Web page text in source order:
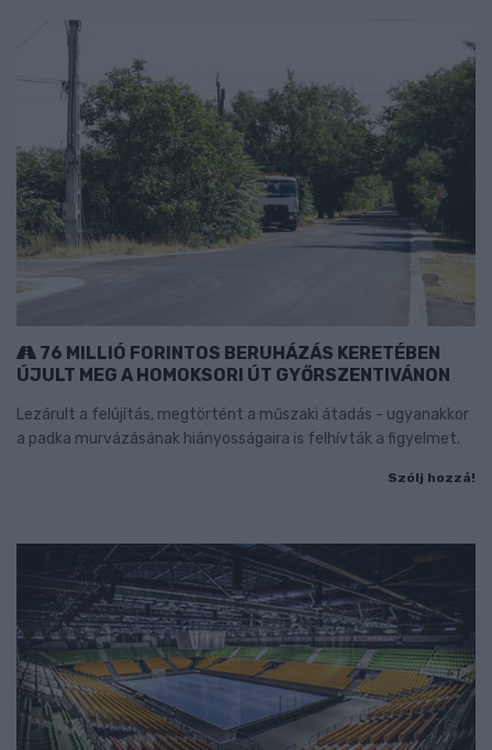
76 MILLIÓ FORINTOS BERUHÁZÁS KERETÉBEN
ÚJULT MEG A HOMOKSORI ÚT GYŐRSZENTIVÁNON
Lezárult a felújítás, megtörtént a műszaki átadás - ugyanakkor
a padka murvázásának hiányosságaira is felhívták a figyelmet.
Szólj hozzá!